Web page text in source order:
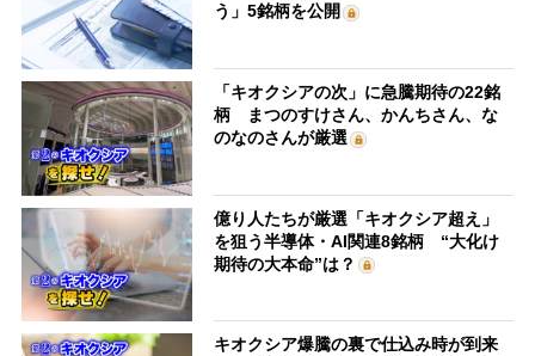
う」5銘柄を公開
「キオクシアの次」に急騰期待の22銘
柄 まつのすけさん、かんちさん、な
のなのさんが厳選
億り人たちが厳選「キオクシア超え」
を狙う半導体・AI関連8銘柄 “大化け
期待の大本命”は？
キオクシア爆騰の裏で仕込み時が到来